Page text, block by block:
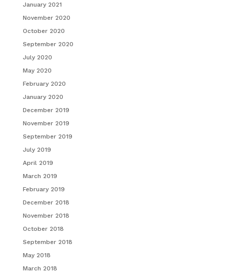
January 2021
November 2020
October 2020
September 2020
July 2020
May 2020
February 2020
January 2020
December 2019
November 2019
September 2019
July 2019
April 2019
March 2019
February 2019
December 2018
November 2018
October 2018
September 2018
May 2018
March 2018